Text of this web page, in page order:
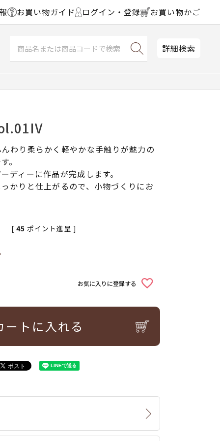
お買い物ガイド ログイン・登録 お買い物かご
詳細検索
んわり柔らかく軽やかな手触りが魅力の
。
ディーに作品が完成します。
かりと仕上がるので、小物づくりにお
[ 45 ポイント進呈 ]
お気に入りに登録する
ートに入れる